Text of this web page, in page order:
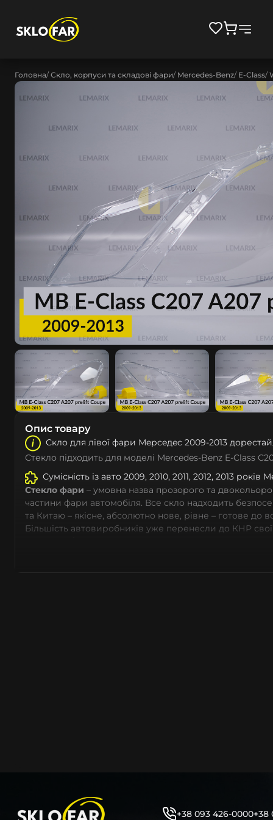
Головна Скло, корпуси та складові фари Mercedes-Benz E-Class
Опис товару
Скло для лівої фари Мeрceдec 2009-2013
Стекло підходить для моделі Mercedes-Benz E-Class
Сумісність із авто 2009, 2010, 2011, 2012, 2013 років
Стекло фари – умовна назва прозорого та
частини фари автомобіля. Все скло надходить
та Китаю – якісне, абсолютно нове, рівне – готове до
Більшість автовиробників уже перенесли до КНР
тому не слід дивуватися, що до 90% запчастин до
як це часто пропонують автосервіси та автодилери.
заощадити та придбати тільки те, що потребує
+38 093 426-0000+38